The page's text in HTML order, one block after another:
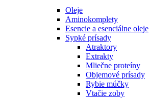
Oleje
Aminokomplety
Esencie a esenciálne oleje
Sypké prísady
Atraktory
Extrakty
Mliečne proteíny
Objemové prísady
Rybie múčky
Vtačie zoby